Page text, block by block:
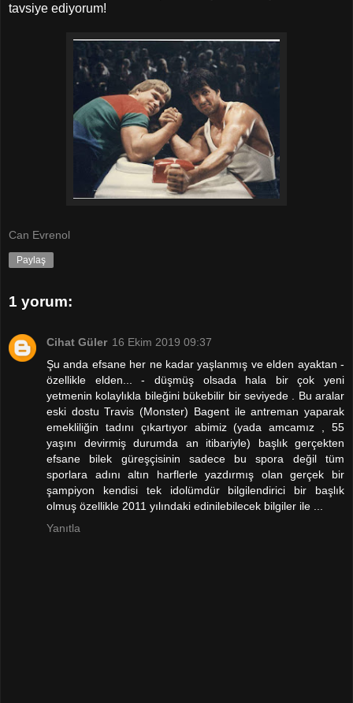
tavsiye ediyorum!
Can Evrenol
Paylaş
1 yorum:
Cihat Güler 16 Ekim 2019 09:37
Şu anda efsane her ne kadar yaşlanmış ve elden ayaktan -
özellikle elden... - düşmüş olsada hala bir çok yeni
yetmenin kolaylıkla bileğini bükebilir bir seviyede . Bu aralar
eski dostu Travis (Monster) Bagent ile antreman yaparak
emekliliğin tadını çıkartıyor abimiz (yada amcamız , 55
yaşını devirmiş durumda an itibariyle) başlık gerçekten
efsane bilek güreşçisinin sadece bu spora değil tüm
sporlara adını altın harflerle yazdırmış olan gerçek bir
şampiyon kendisi tek idolümdür bilgilendirici bir başlık
olmuş özellikle 2011 yılındaki edinilebilecek bilgiler ile ...
Yanıtla